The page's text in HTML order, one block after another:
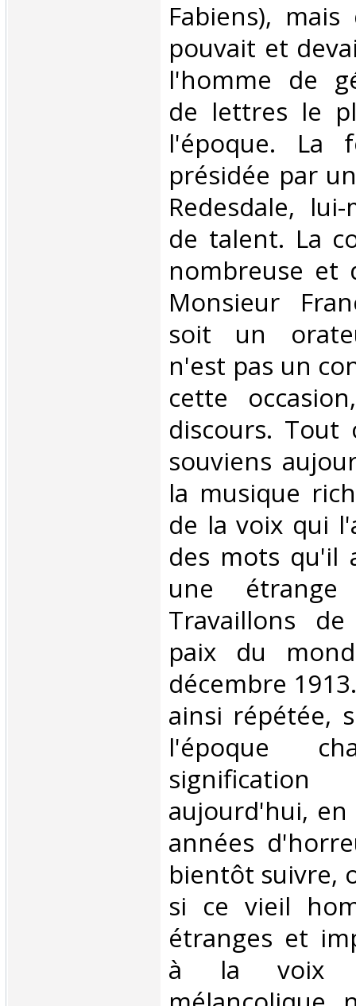
Fabiens),
pouvait et
l'homme de
de lettres le
l'époque. La
présidée par
Redesdale,
de talent. La
nombreuse et
Monsieur
soit un
n'est pas un
cette
discours.
souviens
la musique
de la voix qui
des mots qu'il
une
Travaillons
paix du
décembre
ainsi répétée,
l'époque
aujourd'hui,
années
bientôt suivre,
si ce vieil
étranges et
à la voix